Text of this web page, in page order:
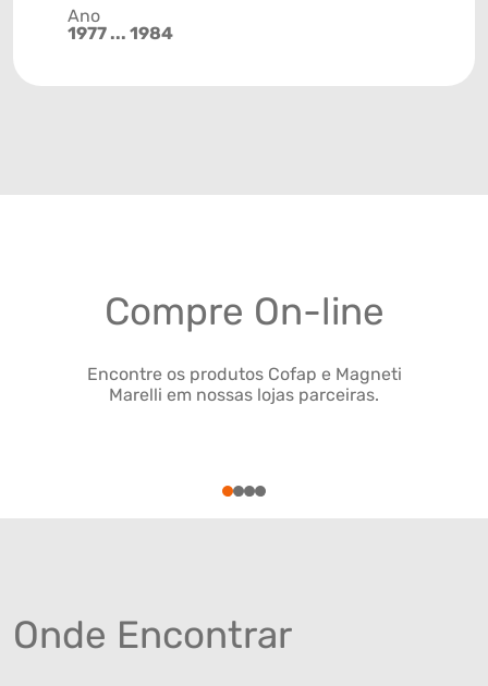
Ano
1977 ... 1984
Compre On-line
Encontre os produtos Cofap e Magneti
Marelli em nossas lojas parceiras.
1234
Onde Encontrar